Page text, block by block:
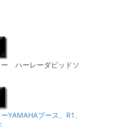
ハーレーダビッドソ
YAMAHAブース、R1、